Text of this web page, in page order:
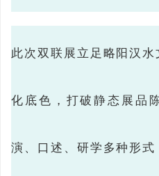
此次双联展立足略阳汉
化底色，打破静态展品
演、口述、研学多种形